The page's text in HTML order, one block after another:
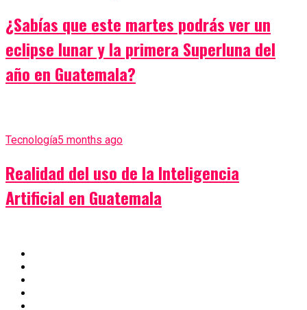
¿Sabías que este martes podrás ver un
eclipse lunar y la primera Superluna del
año en Guatemala?
Tecnología5 months ago
Realidad del uso de la Inteligencia
Artificial en Guatemala